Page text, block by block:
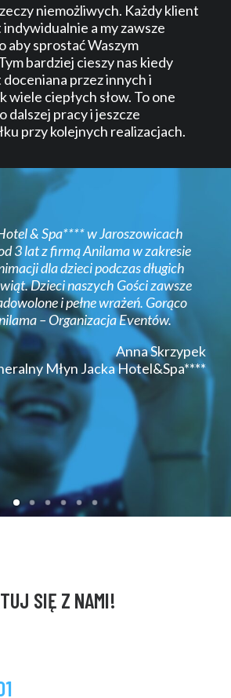
niemożliwych. Każdy klient
a my zawsze
aby sprostać Waszym
bardziej cieszy nas kiedy
doceniana przez innych i
wiele ciepłych słow. To one
dalszej pracy i jeszcze
przy kolejnych realizacjach.
& Spa**** w Jaroszowicach
3 lat z firmą Anilama w zakresie
dla dzieci podczas długich
Dzieci naszych Gości zawsze
i pełne wrażeń. Gorąco
– Organizacja Eventów.
Anna Skrzypek
Młyn Jacka Hotel&Spa****
SIĘ Z NAMI!